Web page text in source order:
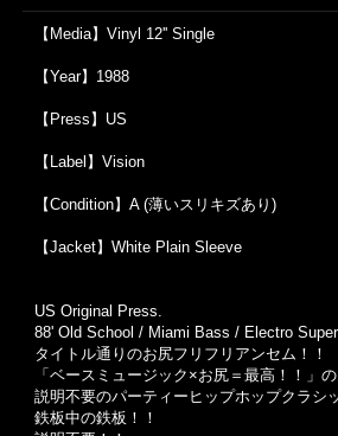
【Media】Vinyl 12'' Single
【Year】1988
【Press】US
【Label】Vision
【Condition】A (薄いスリキズあり)
【Jacket】White Plain Sleeve
US Original Press.
88' Old School / Miami Bass / Electro
タイトル通りのお尻フリフリアンセム！！
「ベースミュージック×お尻＝最高！！」
説明不要のパーティーヒップホップクラシ
鉄板中の鉄板！！